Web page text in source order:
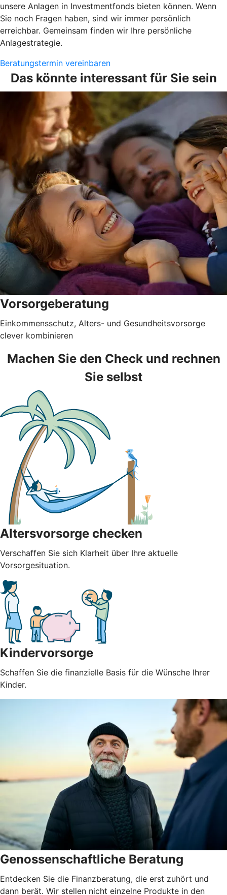
unsere Anlagen in Investmentfonds bieten können. Wenn
Sie noch Fragen haben, sind wir immer persönlich
erreichbar. Gemeinsam finden wir Ihre persönliche
Anlagestrategie.
Beratungstermin vereinbaren
Das könnte interessant für Sie sein
Vorsorgeberatung
Einkommensschutz, Alters- und Gesundheitsvorsorge
clever kombinieren
Machen Sie den Check und rechnen
Sie selbst
Altersvorsorge checken
Verschaffen Sie sich Klarheit über Ihre aktuelle
Vorsorgesituation.
Kindervorsorge
Schaffen Sie die finanzielle Basis für die Wünsche Ihrer
Kinder.
Genossenschaftliche Beratung
Entdecken Sie die Finanzberatung, die erst zuhört und
dann berät. Wir stellen nicht einzelne Produkte in den